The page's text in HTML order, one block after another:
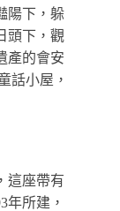
陽下，躲
頭下，觀
產的會安
話小屋，
這座帶有
年所建，